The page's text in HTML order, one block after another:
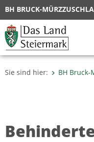
BH BRUCK-
Sie sind hier: BH